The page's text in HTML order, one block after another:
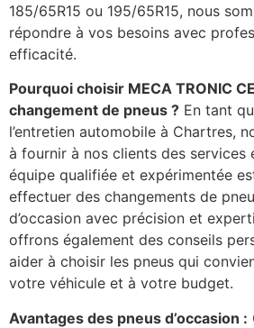
185/65R15 ou 195/65R15, nous
répondre à vos besoins avec
efficacité.
Pourquoi choisir MECA TRONIC
changement de pneus ? En tant
l’entretien automobile à Chartres,
à fournir à nos clients des services
équipe qualifiée et expérimentée
effectuer des changements de
d’occasion avec précision et
offrons également des conseils
aider à choisir les pneus qui
votre véhicule et à votre budget.
Avantages des pneus d’occasion :